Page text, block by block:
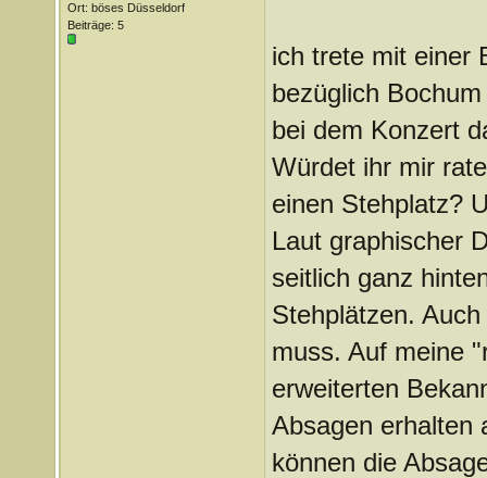
Ort: böses Düsseldorf
Beiträge: 5
ich trete mit einer
bezüglich
bei dem Konzert
Würdet ihr mir
einen Stehplatz?
Laut graphischer
seitlich ganz
Stehplätzen.
muss. Auf meine
erweiterten
Absagen erhalten
können die